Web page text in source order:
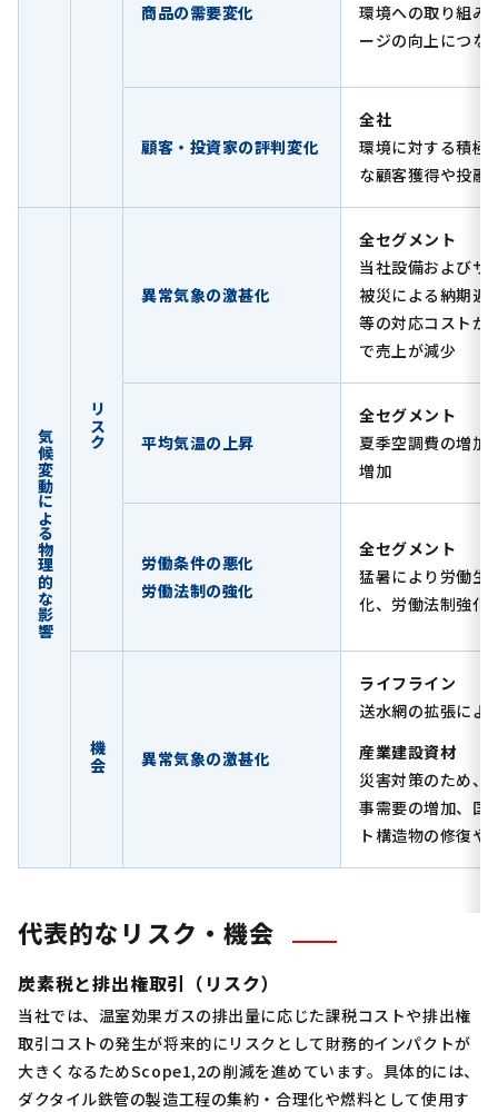
商品の需要変化
環境への取り組み
ージの向上につな
顧客・投資家の評判変化
全社
環境に対する積極
な顧客獲得や投融
気候変動による物理的な影響
リスク
異常気象の激甚化
全セグメント
当社設備およびサ
被災による納期遅
等の対応コストが
で売上が減少
平均気温の上昇
全セグメント
夏季空調費の増加
増加
労働条件の悪化
労働法制の強化
全セグメント
猛暑により労働生
化、労働法制強化
機会 異常気象の激甚化
ライフライン
送水網の拡張によ
産業建設資材
災害対策のため、
事需要の増加、国
ト構造物の修復や
代表的なリスク・機会
炭素税と排出権取引（リスク）
当社では、温室効果ガスの排出量に応じた課税コストや排出権
取引コストの発生が将来的にリスクとして財務的インパクトが
大きくなるためScope1,2の削減を進めています。具体的には、
ダクタイル鉄管の製造工程の集約・合理化や燃料として使用す